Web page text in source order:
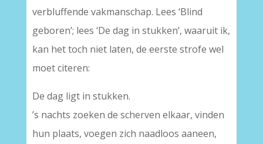
verbluffende vakmanschap. Lees ‘Blind
geboren’; lees ‘De dag in stukken’, waaruit ik,
kan het toch niet laten, de eerste strofe wel
moet citeren:
De dag ligt in stukken.
’s nachts zoeken de scherven elkaar, vinden
hun plaats, voegen zich naadloos aaneen,